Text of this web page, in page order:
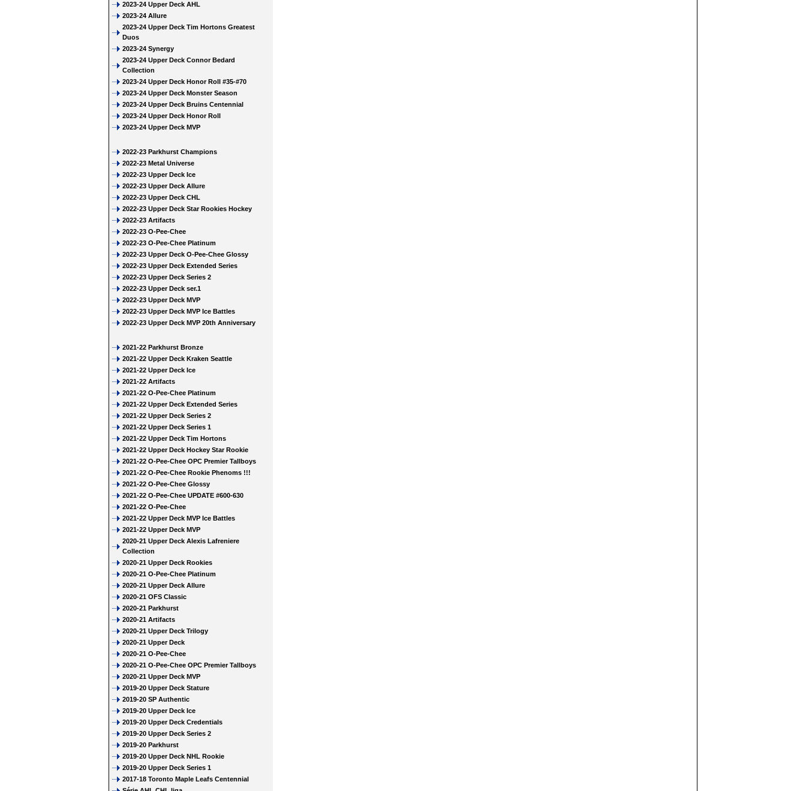
2023-24 Upper Deck AHL
2023-24 Allure
2023-24 Upper Deck Tim Hortons Greatest
Duos
2023-24 Synergy
2023-24 Upper Deck Connor Bedard
Collection
2023-24 Upper Deck Honor Roll #35-#70
2023-24 Upper Deck Monster Season
2023-24 Upper Deck Bruins Centennial
2023-24 Upper Deck Honor Roll
2023-24 Upper Deck MVP
2022-23 Parkhurst Champions
2022-23 Metal Universe
2022-23 Upper Deck Ice
2022-23 Upper Deck Allure
2022-23 Upper Deck CHL
2022-23 Upper Deck Star Rookies Hockey
2022-23 Artifacts
2022-23 O-Pee-Chee
2022-23 O-Pee-Chee Platinum
2022-23 Upper Deck O-Pee-Chee Glossy
2022-23 Upper Deck Extended Series
2022-23 Upper Deck Series 2
2022-23 Upper Deck ser.1
2022-23 Upper Deck MVP
2022-23 Upper Deck MVP Ice Battles
2022-23 Upper Deck MVP 20th Anniversary
2021-22 Parkhurst Bronze
2021-22 Upper Deck Kraken Seattle
2021-22 Upper Deck Ice
2021-22 Artifacts
2021-22 O-Pee-Chee Platinum
2021-22 Upper Deck Extended Series
2021-22 Upper Deck Series 2
2021-22 Upper Deck Series 1
2021-22 Upper Deck Tim Hortons
2021-22 Upper Deck Hockey Star Rookie
2021-22 O-Pee-Chee OPC Premier Tallboys
2021-22 O-Pee-Chee Rookie Phenoms !!!
2021-22 O-Pee-Chee Glossy
2021-22 O-Pee-Chee UPDATE #600-630
2021-22 O-Pee-Chee
2021-22 Upper Deck MVP Ice Battles
2021-22 Upper Deck MVP
2020-21 Upper Deck Alexis Lafreniere
Collection
2020-21 Upper Deck Rookies
2020-21 O-Pee-Chee Platinum
2020-21 Upper Deck Allure
2020-21 OFS Classic
2020-21 Parkhurst
2020-21 Artifacts
2020-21 Upper Deck Trilogy
2020-21 Upper Deck
2020-21 O-Pee-Chee
2020-21 O-Pee-Chee OPC Premier Tallboys
2020-21 Upper Deck MVP
2019-20 Upper Deck Stature
2019-20 SP Authentic
2019-20 Upper Deck Ice
2019-20 Upper Deck Credentials
2019-20 Upper Deck Series 2
2019-20 Parkhurst
2019-20 Upper Deck NHL Rookie
2019-20 Upper Deck Series 1
2017-18 Toronto Maple Leafs Centennial